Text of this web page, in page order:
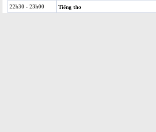
22h30 - 23h00
Tiếng thơ